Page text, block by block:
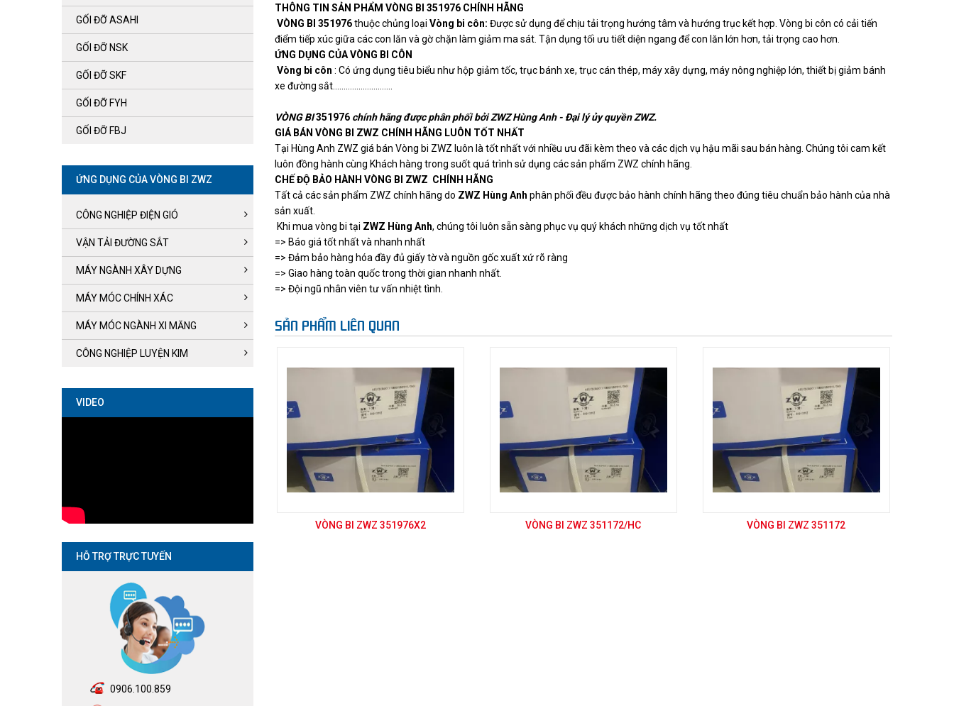
GỐI ĐỠ ASAHI
GỐI ĐỠ NSK
GỐI ĐỠ SKF
GỐI ĐỠ FYH
GỐI ĐỠ FBJ
ỨNG DỤNG CỦA VÒNG BI ZWZ
CÔNG NGHIỆP ĐIỆN GIÓ
VẬN TẢI ĐƯỜNG SẮT
MÁY NGÀNH XÂY DỰNG
MÁY MÓC CHÍNH XÁC
MÁY MÓC NGÀNH XI MĂNG
CÔNG NGHIỆP LUYỆN KIM
VIDEO
HỖ TRỢ TRỰC TUYẾN
0906.100.859
THÔNG TIN SẢN PHẨM VÒNG BI 351976 CHÍNH HÃNG
VÒNG BI 351976thuộc chủng loại Vòng bi côn: Được sử dụng để chịu tải trọng hướng tâm và hướng trục kết hợp. Vòng bi côn có cải tiến
điểm tiếp xúc giữa các con lăn và gờ chặn làm giảm ma sát. Tận dụng tối ưu tiết diện ngang để con lăn lớn hơn, tải trọng cao hơn.
ỨNG DỤNG CỦA VÒNG BI CÔN
Vòng bi côn : Có ứng dụng tiêu biểu như hộp giảm tốc, trục bánh xe, trục cán thép, máy xây dựng, máy nông nghiệp lớn, thiết bị giảm bánh
xe đường sắt............................
VÒNG BI351976 chính hãng được phân phối bởi ZWZ Hùng Anh - Đại lý ủy quyền ZWZ.
GIÁ BÁN VÒNG BI ZWZ CHÍNH HÃNG LUÔN TỐT NHẤT
Tại Hùng Anh ZWZ giá bán Vòng bi ZWZ luôn là tốt nhất với nhiều ưu đãi kèm theo và các dịch vụ hậu mãi sau bán hàng. Chúng tôi cam kết
luôn đồng hành cùng Khách hàng trong suốt quá trình sử dụng các sản phẩm ZWZ chính hãng.
CHẾ ĐỘ BẢO HÀNH VÒNG BI ZWZ CHÍNH HÃNG
Tất cả các sản phẩm ZWZ chính hãng do ZWZ Hùng Anh phân phối đều được bảo hành chính hãng theo đúng tiêu chuẩn bảo hành của nhà
sản xuất.
Khi mua vòng bi tại ZWZ Hùng Anh, chúng tôi luôn sẵn sàng phục vụ quý khách những dịch vụ tốt nhất
=> Báo giá tốt nhất và nhanh nhất
=> Đảm bảo hàng hóa đầy đủ giấy tờ và nguồn gốc xuất xứ rõ ràng
=> Giao hàng toàn quốc trong thời gian nhanh nhất.
=> Đội ngũ nhân viên tư vấn nhiệt tình.
SẢN PHẨM LIÊN QUAN
VÒNG BI ZWZ 351976X2 VÒNG BI ZWZ 351172/HC VÒNG BI ZWZ 351172